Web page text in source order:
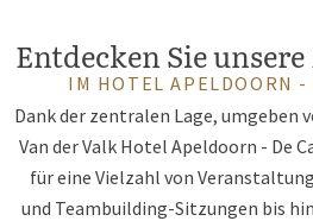
Entdecken Sie
IM HOTEL APELDOORN -
Dank der zentralen Lage, umgeben
Van der Valk Hotel Apeldoorn - De
für eine Vielzahl von
und Teambuilding-Sitzungen bis